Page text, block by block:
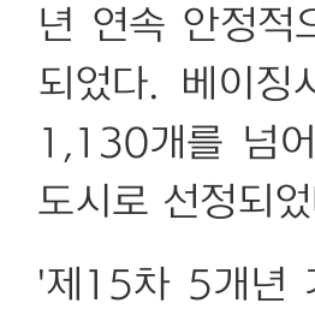
년 연속 안정적
되었다. 베이
1,130개를 넘
도시로 선정되
'제15차 5개년